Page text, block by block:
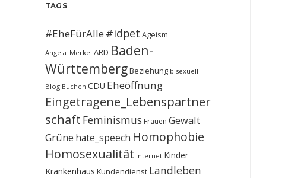
TAGS
#EheFürAlle#idpet Ageism
Angela_Merkel ARD Baden-
WürttembergBeziehung bisexuell
Blog Buchen CDU Eheöffnung
Eingetragene_Lebenspartner
schaft Feminismus Frauen Gewalt
Grüne hate_speech Homophobie
Homosexualität Internet Kinder
Krankenhaus Kundendienst Landleben